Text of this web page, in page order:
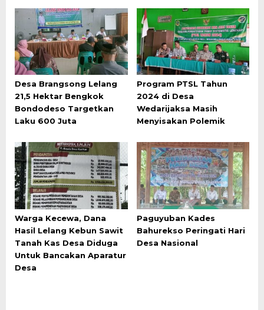
Desa Brangsong Lelang
21,5 Hektar Bengkok
Bondodeso Targetkan
Laku 600 Juta
Program PTSL Tahun
2024 di Desa
Wedarijaksa Masih
Menyisakan Polemik
Warga Kecewa, Dana
Hasil Lelang Kebun Sawit
Tanah Kas Desa Diduga
Untuk Bancakan Aparatur
Desa
Paguyuban Kades
Bahurekso Peringati Hari
Desa Nasional